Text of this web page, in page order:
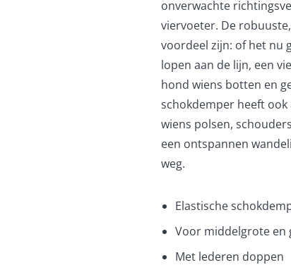
onverwachte
viervoeter. De
voordeel zijn: of het nu
lopen aan de lijn, een
hond wiens botten en
schokdemper heeft
wiens polsen,
een ontspannen
weg.
Elastische
Voor middelgrote en
Met lederen doppen